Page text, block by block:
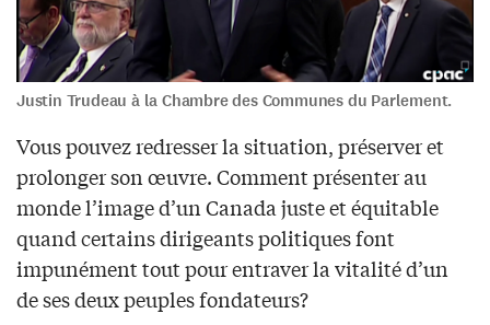
Justin Trudeau à la Chambre des Communes du Parlement.
Vous pouvez redresser la situation, préserver et
prolonger son œuvre. Comment présenter au
monde l’image d’un Canada juste et équitable
quand certains dirigeants politiques font
impunément tout pour entraver la vitalité d’un
de ses deux peuples fondateurs?